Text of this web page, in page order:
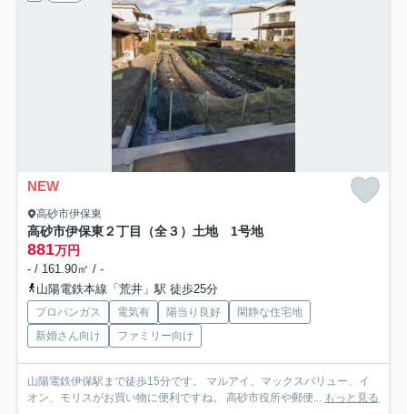
NEW
高砂市伊保東
高砂市伊保東２丁目（全３）土地 1号地
881万円
- / 161.90㎡ / -
山陽電鉄本線「荒井」駅 徒歩25分
プロパンガス 電気有 陽当り良好
閑静な住宅地
新婚さん向け
ファミリー向け
山陽電鉄伊保駅まで徒歩15分です。 マルアイ、マックスバリュー、イ
オン、モリスがお買い物に便利ですね。 高砂市役所や郵便...
もっと見る